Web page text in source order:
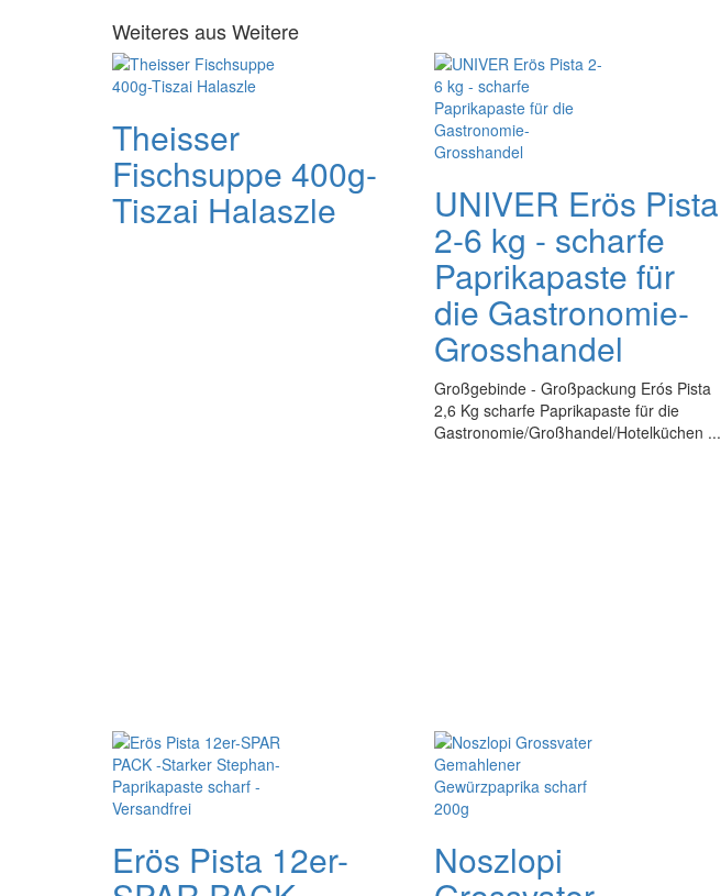
Weiteres aus Weitere
Theisser
Fischsuppe 400g-
Tiszai Halaszle UNIVER Erös Pista
2-6 kg - scharfe
Paprikapaste für
die Gastronomie-
Grosshandel
Großgebinde - Großpackung Erós Pista
2,6 Kg scharfe Paprikapaste für die
Gastronomie/Großhandel/Hotelküchen ...
Erös Pista 12er- Noszlopi